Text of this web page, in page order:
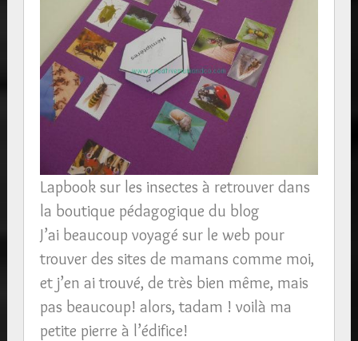
Lapbook sur les insectes à retrouver dans
la boutique pédagogique du blog
J’ai beaucoup voyagé sur le web pour
trouver des sites de mamans comme moi,
et j’en ai trouvé, de très bien même, mais
pas beaucoup! alors, tadam ! voilà ma
petite pierre à l’édifice!